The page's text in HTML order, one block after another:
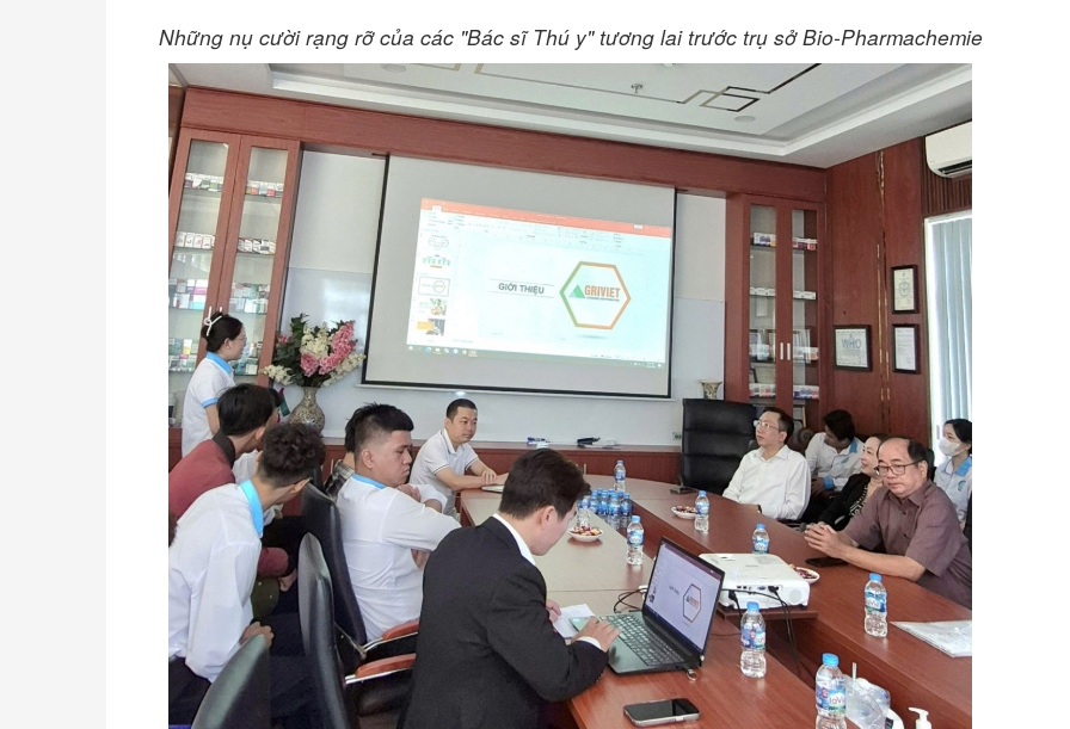
Những nụ cười rạng rỡ của các "Bác sĩ Thú y" tương lai trước trụ sở Bio-Pharmachemie